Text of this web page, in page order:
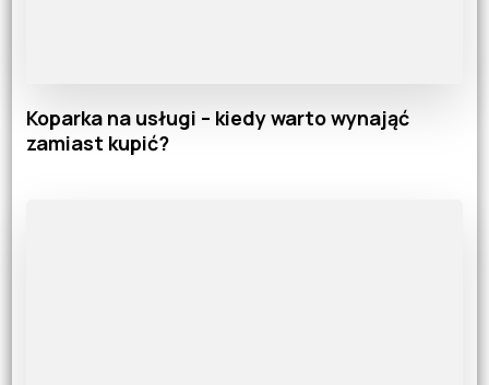
Koparka na usługi – kiedy warto wynająć
zamiast kupić?